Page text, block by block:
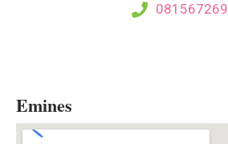
081567269
Emines